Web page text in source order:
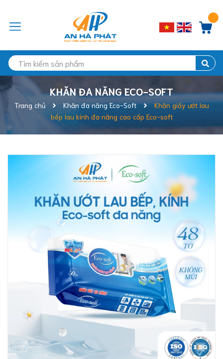
KHĂN ĐA NĂNG ECO-SOFT
Trang chủ Khăn đa năng Eco-Soft
Khăn giấy ướt lau
bếp lau kính đa năng cao cấp Eco-soft